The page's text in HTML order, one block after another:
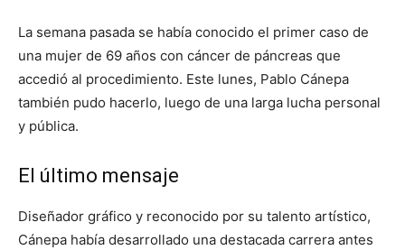
La semana pasada se había conocido el primer caso de
una mujer de 69 años con cáncer de páncreas que
accedió al procedimiento. Este lunes, Pablo Cánepa
también pudo hacerlo, luego de una larga lucha personal
y pública.
El último mensaje
Diseñador gráfico y reconocido por su talento artístico,
Cánepa había desarrollado una destacada carrera antes